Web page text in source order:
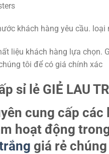
khách hàng yêu cầu.
liệu khách hàng lựa
tôi để có giá chính xác
sỉ lẻ GIẺ LAU
cung cấp các
hoạt động
giá rẻ